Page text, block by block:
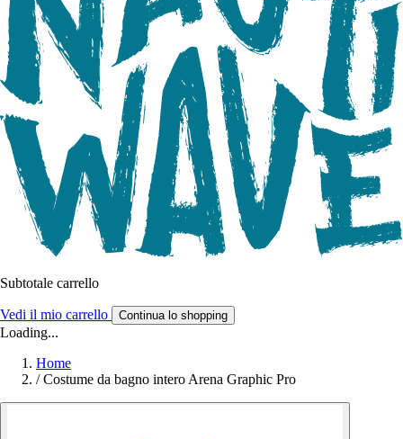
Subtotale carrello
Vedi il mio carrello Continua lo shopping
Loading...
Home
/ Costume da bagno intero Arena Graphic Pro